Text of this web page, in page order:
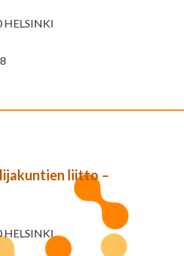
HELSINKI
liitto –
HELSINKI